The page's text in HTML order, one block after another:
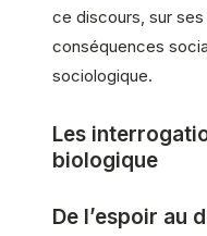
ce discours, sur ses
conséquences
sociologique.
Les
biologique
De l’espoir au